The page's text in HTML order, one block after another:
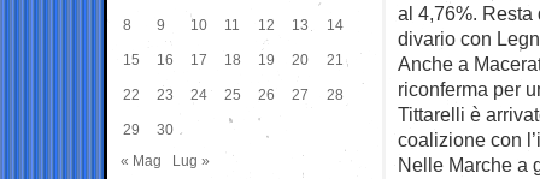
al 4,76%. Resta
divario con
Anche a
riconferma per
Tittarelli è
coalizione con
Nelle Marche a
8 9 10 11 12 13 14
15 16 17 18 19 20 21
22 23 24 25 26 27 28
29
30
« Mag
Lug »